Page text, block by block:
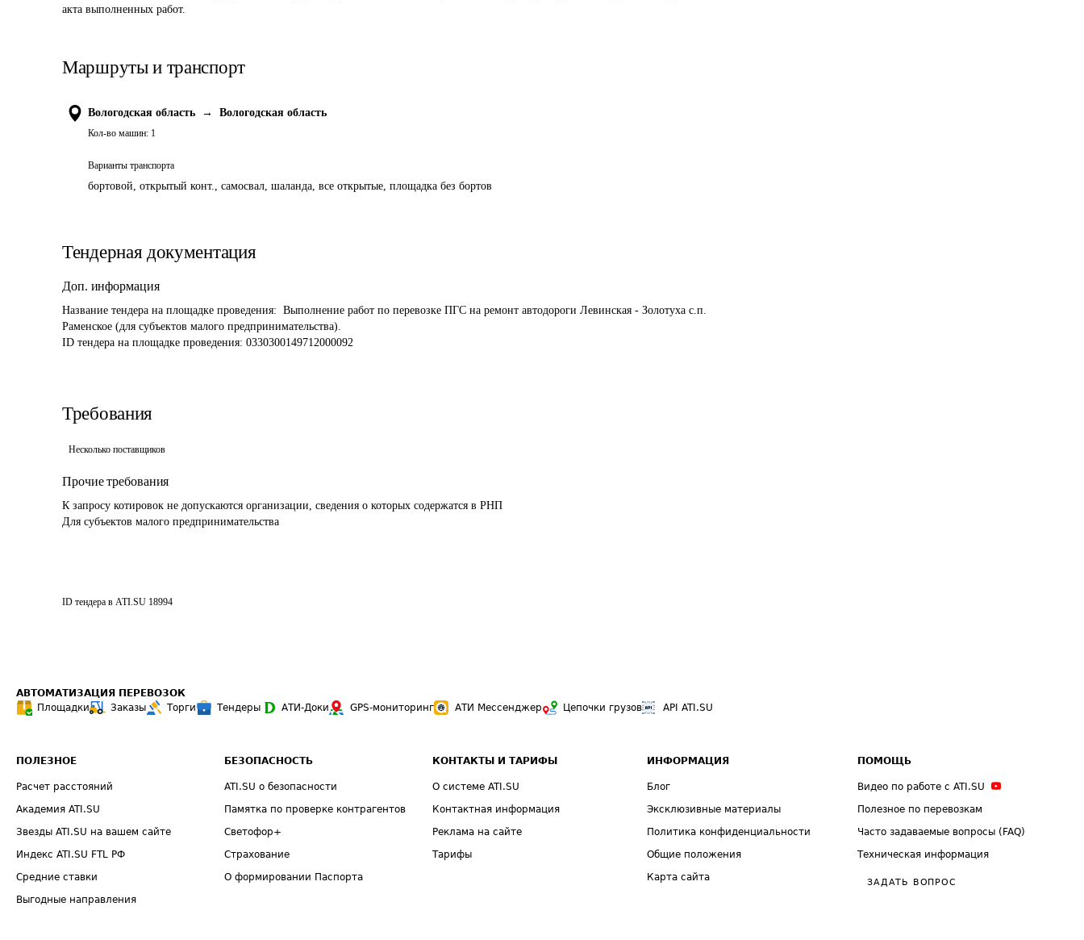
акта выполненных работ.
Маршруты и транспорт
Вологодская область → Вологодская область
Кол-во машин: 1
Варианты транспорта
бортовой, открытый конт., самосвал, шаланда, все открытые, площадка без бортов
Тендерная документация
Доп. информация
Название тендера на площадке проведения: Выполнение работ по перевозке ПГС на ремонт автодороги Левинская - Золотуха с.п.
Раменское (для субъектов малого предпринимательства).
ID тендера на площадке проведения: 0330300149712000092
Требования
Несколько поставщиков
Прочие требования
К запросу котировок не допускаются организации, сведения о которых содержатся в РНП
Для субъектов малого предпринимательства
ID тендера в ATI.SU 18994
АВТОМАТИЗАЦИЯ ПЕРЕВОЗОК
Площадки
Заказы Торги Тендеры АТИ-Доки GPS-мониторинг АТИ Мессенджер Цепочки грузов API ATI.SU
ПОЛЕЗНОЕ
Расчет расстояний
Академия ATI.SU
Звезды ATI.SU на вашем сайте
Индекс ATI.SU FTL РФ
Средние ставки
Выгодные направления
БЕЗОПАСНОСТЬ
ATI.SU о безопасности
Памятка по проверке контрагентов
Светофор+
Страхование
О формировании Паспорта
КОНТАКТЫ И ТАРИФЫ
О системе ATI.SU
Контактная информация
Реклама на сайте
Тарифы
ИНФОРМАЦИЯ
Блог
Эксклюзивные материалы
Политика конфиденциальности
Общие положения
Карта сайта
ПОМОЩЬ
Видео по работе с ATI.SU
Полезное по перевозкам
Часто задаваемые вопросы (FAQ)
Техническая информация
ЗАДАТЬ ВОПРОС